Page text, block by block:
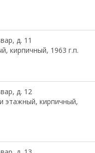
д. 11
кирпичный, 1963 г.п.
д. 12
этажный, кирпичный,